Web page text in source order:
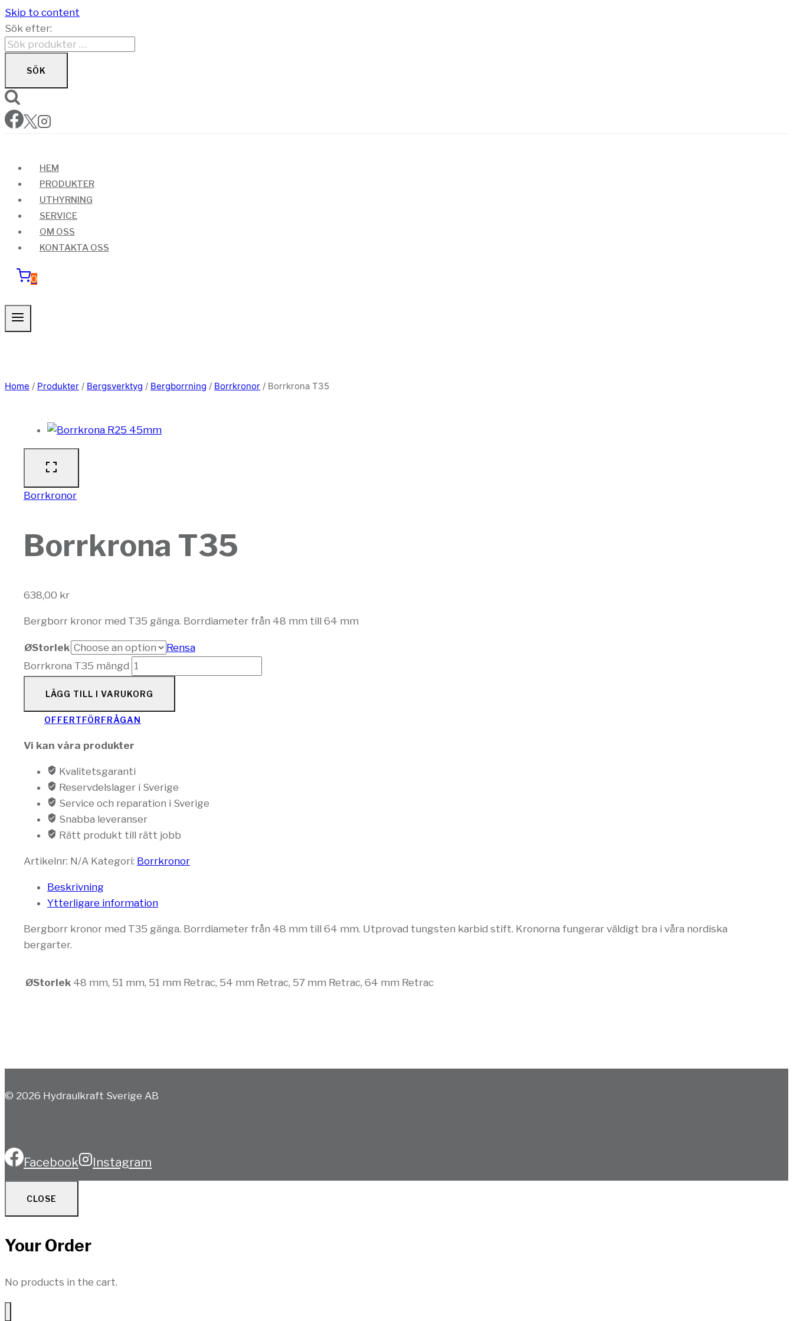
Skip to content
Sök efter:
SÖK
HEM
PRODUKTER
UTHYRNING
SERVICE
OM OSS
KONTAKTA OSS
0
Home / Produkter / Bergsverktyg / Bergborrning / Borrkronor / Borrkrona T35
Borrkronor
Borrkrona T35
638,00 kr
Bergborr kronor med T35 gänga. Borrdiameter från 48 mm till 64 mm
ØStorlek
Rensa
Borrkrona T35 mängd
LÄGG TILL I VARUKORG
OFFERTFÖRFRÅGAN
Vi kan våra produkter
Kvalitetsgaranti
Reservdelslager i Sverige
Service och reparation i Sverige
Snabba leveranser
Rätt produkt till rätt jobb
Artikelnr: N/A Kategori: Borrkronor
Beskrivning
Ytterligare information
Bergborr kronor med T35 gänga. Borrdiameter från 48 mm till 64 mm. Utprovad tungsten karbid stift. Kronorna fungerar väldigt bra i våra nordiska
bergarter.
ØStorlek 48 mm, 51 mm, 51 mm Retrac, 54 mm Retrac, 57 mm Retrac, 64 mm Retrac
© 2026 Hydraulkraft Sverige AB
Facebook Instagram
CLOSE
Your Order
No products in the cart.